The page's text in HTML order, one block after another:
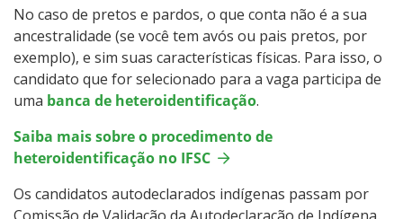
No caso de pretos e pardos, o que conta não é a sua
ancestralidade (se você tem avós ou pais pretos, por
exemplo), e sim suas características físicas. Para isso, o
candidato que for selecionado para a vaga participa de
uma banca de heteroidentificação.
Saiba mais sobre o procedimento de
heteroidentificação no IFSC
Os candidatos autodeclarados indígenas passam por